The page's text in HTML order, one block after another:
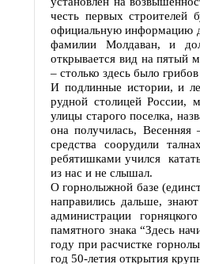
честь первых
официальную информацию
фамилии Молдаван, и
открывается вид на пятый
– столько здесь было
И подлинные истории, и
рудной столицей России,
улицы старого поселка,
она получилась,
средства соорудили
ребятишками учился
из нас и не слышал.
О горнолыжной базе
направились дальше,
администрации
памятного знака “Здесь
году при расчистке
год 50-летия открытия